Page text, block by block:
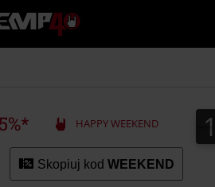
EMP
-
Merch
Seriali
Gier
HAPPY WEEKEND 1
1
Skopiuj kod WEEKEND